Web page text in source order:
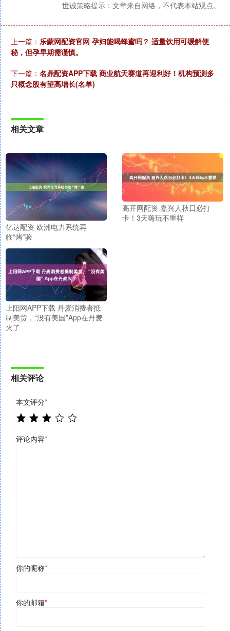
世诚策略提示：文章来自网络，不代表本站观点。
上一篇： 乐蒙网配资官网 孕妇能喝蜂蜜吗？ 适量饮用可缓解便
秘，但孕早期需谨慎。
下一篇： 名鼎配资APP下载 商业航天赛道再迎利好！机构预测多
只概念股有望高增长(名单)
相关文章
亿达配资 欧洲电力系统再
临“烤”验
高开网配资 嘉兴人秋日必打
卡！3天嗨玩不重样
上阳网APP下载 丹麦消费者抵
制美货，“没有美国”App在丹麦
火了
相关评论
本文评分*
评论内容*
你的昵称*
你的邮箱*